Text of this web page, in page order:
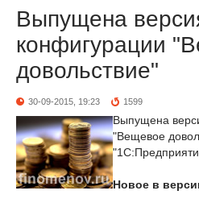
Выпущена
конфигурации
довольствие"
30-09-2015, 19:23 1599
Выпущена
"Вещевое
Новое в